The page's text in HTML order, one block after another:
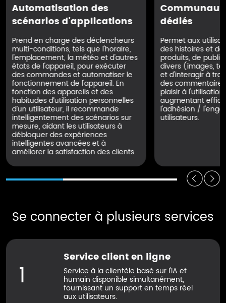
Automatisation des
scénarios d'applications
Prend en charge des déclencheurs
multi-conditions, tels que l'horaire,
l'emplacement, la météo et d'autres
états de l'appareil, pour exécuter
des commandes et automatiser le
fonctionnement de l'appareil. En
fonction des appareils et des
habitudes d’utilisation personnelles
d’un utilisateur, il recommande
intelligentement des scénarios sur
mesure, aidant les utilisateurs à
débloquer des expériences
intelligentes avancées et à
améliorer la satisfaction des clients.
dédiés
Permet aux
des histoires et
produits, de
divers (images,
et d'interagir à
des
plaisir à
augmentant
l'adhésion /
utilisateurs.
Se connecter à plusieurs services
1
Service client en ligne
Service à la clientèle basé sur l'IA et
humain disponible simultanément,
fournissant un support en temps réel
aux utilisateurs.